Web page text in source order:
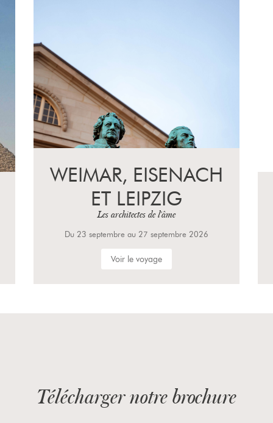
WEIMAR, EISENACH
ET LEIPZIG
Les architectes de l'âme
Du 23 septembre au 27 septembre 2026
Voir le voyage
Télécharger notre brochure